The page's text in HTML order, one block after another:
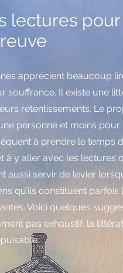
lectures
apprécient beaucoup
souffrance. Il existe une
retentissements. Le
personne et moins pour
à prendre le temps
à y aller avec les lectures
aussi servir de levier
qu’ils constituent
Voici quelques
pas exhaustif, la